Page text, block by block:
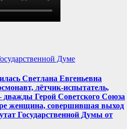
Думе
Светлана Евгеньевна
лётчик-испытатель,
дважды Герой Советского Союза
женщина, совершившая выход
Государственной Думы от